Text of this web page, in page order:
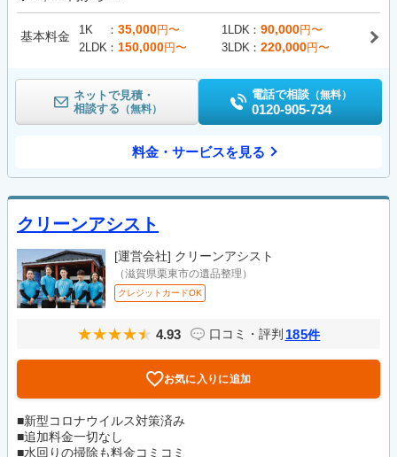
基本料金 1K 35,000円〜 1LDK 90,000円〜
2LDK
150,000円〜 3LDK 220,000円〜
ネットで見積・
相談する （無料）
電話で相談 （無料）
0120-905-734
料金・サービスを見る
クリーンアシスト
[運営会社] クリーンアシスト
（滋賀県栗東市の遺品整理）
クレジットカードOK
4.93 口コミ・評判 185件
お気に入りに追加
■新型コロナウイルス対策済み
■追加料金一切なし
■水回りの掃除も料金コミコミ